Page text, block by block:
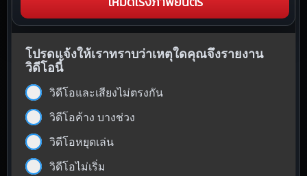
โหมดโรงภาพยนตร์
โปรดแจ้งให้เราทราบว่าเหตุใดคุณจึงรายงาน
วิดีโอนี้
วิดีโอและเสียงไม่ตรงกัน
วิดีโอค้าง บางช่วง
วิดีโอหยุดเล่น
วิดีโอไม่เริ่ม